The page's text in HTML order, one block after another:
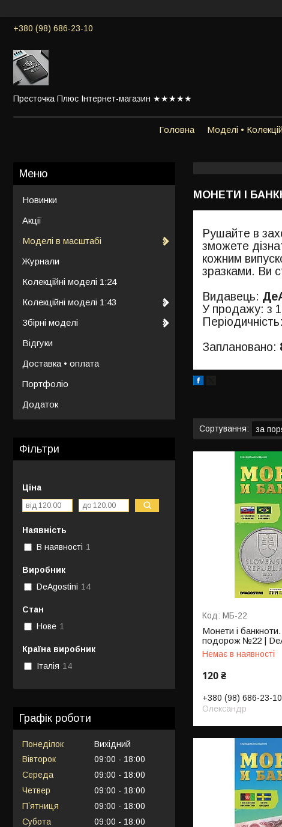
+380 (98) 686-23-10
Престочка Плюс Інтернет-магазин ★★★★★
Головна Моделі •
МОНЕТИ І
Рушайте в
зможете
кожним
зразками. Ви
Видавець:
У продажу: з
Заплановано:
МБ-22
Монети і
подорож №22 |
Немає в наявності
120 ₴
+380 (98) 686-23-10
Олександр
Новинки
Акції
Моделі в масштабі
Журнали
Колекційні моделі 1:24
Колекційні моделі 1:43
Збірні моделі
Відгуки
Доставка • оплата
Портфоліо
Додаток
Фільтри
Ціна
Наявність
В наявності 1
Виробник
DeAgostini 14
Стан
Нове 1
Країна виробник
Італія 14
Графік роботи
Понеділок
Вихідний
Вівторок
09:00
18:00
Середа
09:00
18:00
Четвер
09:00
18:00
Пʼятниця
09:00
18:00
Субота
09:00
18:00